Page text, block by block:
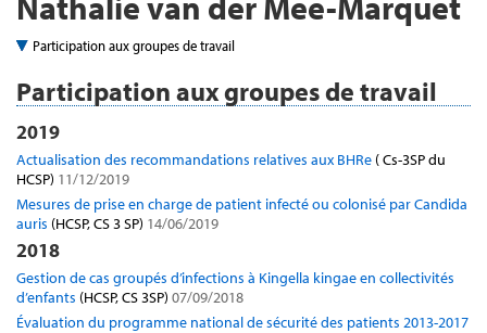
Participation aux groupes de travail
Participation aux groupes de travail
2019
Actualisation des recommandations relatives aux BHRe ( Cs-3SP du
HCSP) 11/12/2019
Mesures de prise en charge de patient infecté ou colonisé par Candida
auris (HCSP, CS 3 SP) 14/06/2019
2018
Gestion de cas groupés d’infections à Kingella kingae en collectivités
d’enfants (HCSP, CS 3SP) 07/09/2018
Évaluation du programme national de sécurité des patients 2013-2017